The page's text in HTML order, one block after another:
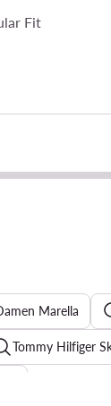
Fit
Marella
Tommy Hilfiger